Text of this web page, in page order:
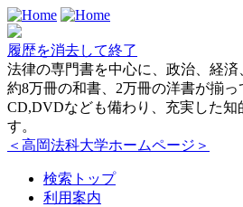
履歴を消去して終了
法律の専門書を中心に、政治、経済
約8万冊の和書、2万冊の洋書が揃っ
CD,DVDなども備わり、充実した知
す。
＜高岡法科大学ホームページ＞
検索トップ
利用案内